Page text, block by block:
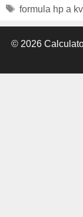
Etiquetas
formula hp a
© 2026